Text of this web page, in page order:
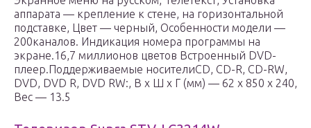
аппарата — крепление к стене, на горизонтальной
подставке, Цвет — черный, Особенности модели —
200каналов. Индикация номера программы на
экране.16,7 миллионов цветов Встроенный DVD-
плеер.Поддерживаемые носителиCD, CD-R, CD-RW,
DVD, DVD R, DVD RW:, В x Ш x Г (мм) — 62 x 850 x 240,
Вес — 13.5